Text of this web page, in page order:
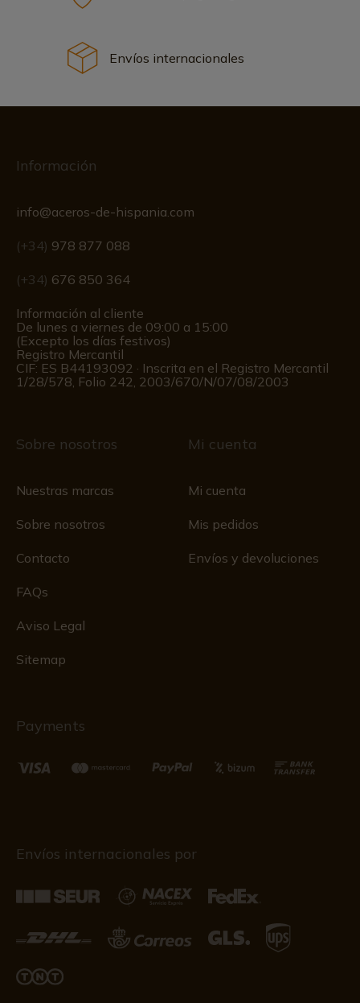
Envíos internacionales
Información
info@aceros-de-hispania.com
(+34) 978 877 088
(+34) 676 850 364
Información al cliente
De lunes a viernes de 09:00 a 15:00
(Excepto los días festivos)
Registro Mercantil
CIF: ES B44193092 · Inscrita en el Registro Mercantil
1/28/578, Folio 242, 2003/670/N/07/08/2003
Sobre nosotros
Nuestras marcas
Sobre nosotros
Contacto
FAQs
Aviso Legal
Sitemap
Mi cuenta
Mi cuenta
Mis pedidos
Envíos y devoluciones
Payments
Envíos internacionales por